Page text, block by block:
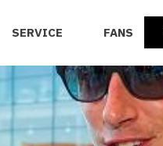
SERVICE FANS